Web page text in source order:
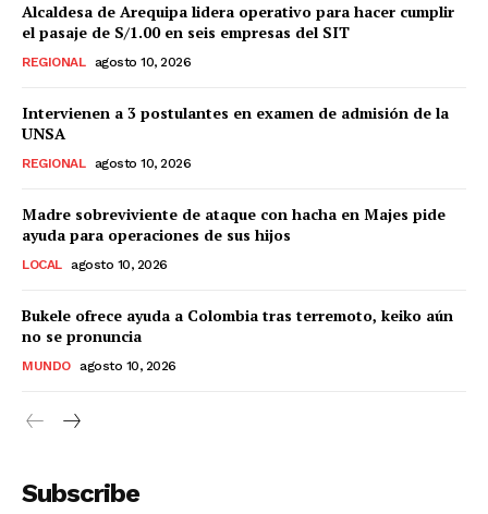
Alcaldesa de Arequipa lidera operativo para hacer cumplir
el pasaje de S/1.00 en seis empresas del SIT
REGIONAL agosto 10, 2026
Intervienen a 3 postulantes en examen de admisión de la
UNSA
REGIONAL agosto 10, 2026
Madre sobreviviente de ataque con hacha en Majes pide
ayuda para operaciones de sus hijos
LOCAL agosto 10, 2026
Bukele ofrece ayuda a Colombia tras terremoto, keiko aún
no se pronuncia
MUNDO agosto 10, 2026
Subscribe